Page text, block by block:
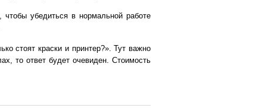
чтобы убедиться в нормальной работе
стоят краски и принтер?». Тут важно
то ответ будет очевиден. Стоимость